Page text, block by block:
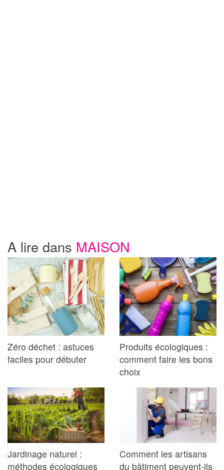
A lire dans MAISON
Zéro déchet : astuces
faciles pour débuter
Produits écologiques :
comment faire les bons
choix
Jardinage naturel :
méthodes écologiques
Comment les artisans
du bâtiment peuvent-ils